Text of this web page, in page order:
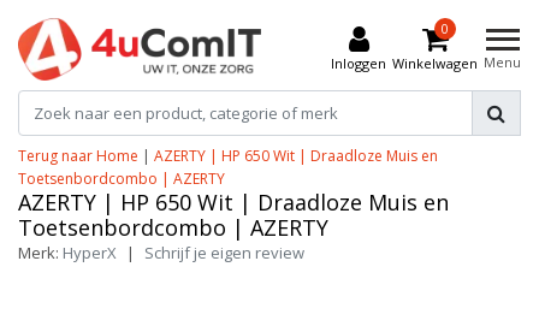
Inloggen
0
Winkelwagen Menu
Terug naar Home | AZERTY | HP 650 Wit | Draadloze Muis en
Toetsenbordcombo | AZERTY
AZERTY | HP 650 Wit | Draadloze Muis en
Toetsenbordcombo | AZERTY
Merk: HyperX | Schrijf je eigen review